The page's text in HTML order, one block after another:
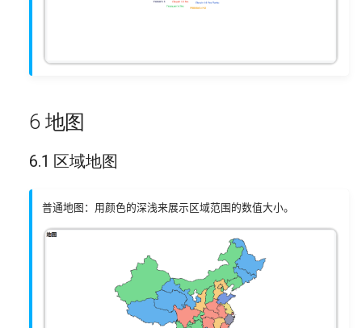
6 地图
6.1 区域地图
普通地图：用颜色的深浅来展示区域范围的数值大小。